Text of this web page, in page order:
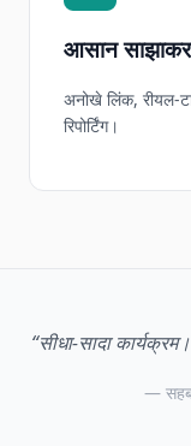
आसान
अनोखे लिंक, रीयल-
रिपोर्टिंग।
“सीधा-सादा
—